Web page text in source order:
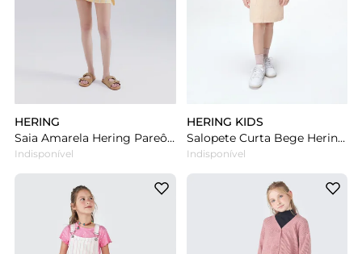
HERING
Saia Amarela Hering Pareô Cintura Alta Listrada
Indisponível
HERING KIDS
Salopete Curta Bege Hering Infantil Menina Em Sarja
Indisponível